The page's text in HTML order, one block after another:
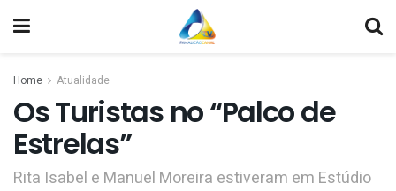
Home Atualidade
Os Turistas no “Palco de
Estrelas”
Rita Isabel e Manuel Moreira estiveram em Estúdio